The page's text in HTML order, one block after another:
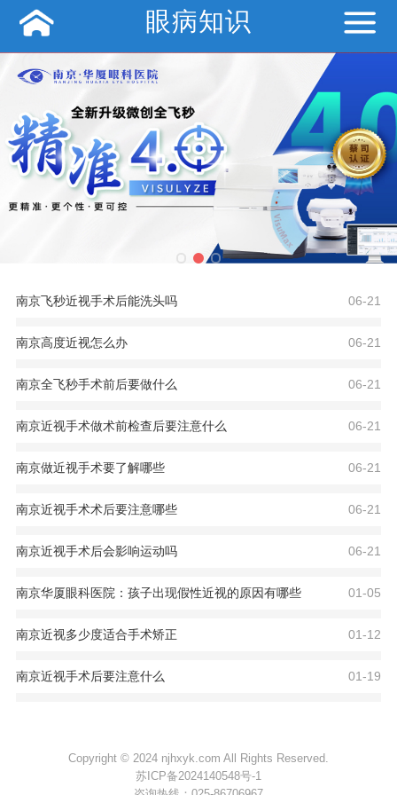
眼病知识
南京飞秒近视手术后能洗头吗 06-21
南京高度近视怎么办 06-21
南京全飞秒手术前后要做什么 06-21
南京近视手术做术前检查后要注意什么 06-21
南京做近视手术要了解哪些 06-21
南京近视手术术后要注意哪些 06-21
南京近视手术后会影响运动吗 06-21
南京华厦眼科医院：孩子出现假性近视的原因有哪些 01-05
南京近视多少度适合手术矫正 01-12
南京近视手术后要注意什么 01-19
Copyright © 2024 njhxyk.com All Rights Reserved.
苏ICP备2024140548号-1